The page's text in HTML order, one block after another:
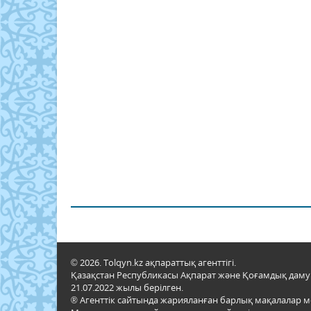
© 2026. Tolqyn.kz ақпараттық агенттігі.
Қазақстан Республикасы Ақпарат және Қоғамдық даму
21.07.2022 жылы берілген.
® Агенттік сайтында жарияланған барлық